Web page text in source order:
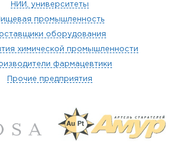
НИИ, университеты
промышленность
оборудования
химической промышленности
фармацевтики
Прочие предприятия